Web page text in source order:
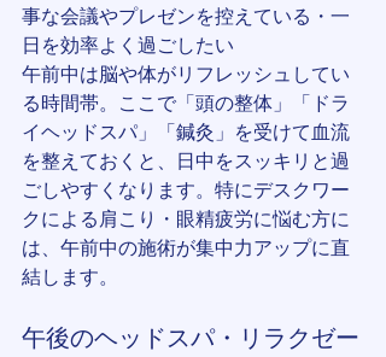
事な会議やプレゼンを控えている・一
日を効率よく過ごしたい
午前中は脳や体がリフレッシュしてい
る時間帯。ここで「頭の整体」「ドラ
イヘッドスパ」「鍼灸」を受けて血流
を整えておくと、日中をスッキリと過
ごしやすくなります。特にデスクワー
クによる肩こり・眼精疲労に悩む方に
は、午前中の施術が集中力アップに直
結します。
午後のヘッドスパ・リラクゼー